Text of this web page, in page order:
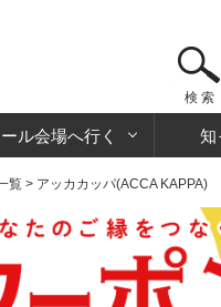
検 索
ル会場へ行く 知
覧 > アッカカッパ(ACCA KAPPA)